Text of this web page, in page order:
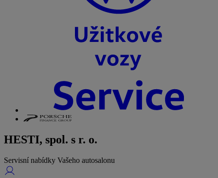
HESTI, spol. s r. o.
Servisní nabídky Vašeho autosalonu